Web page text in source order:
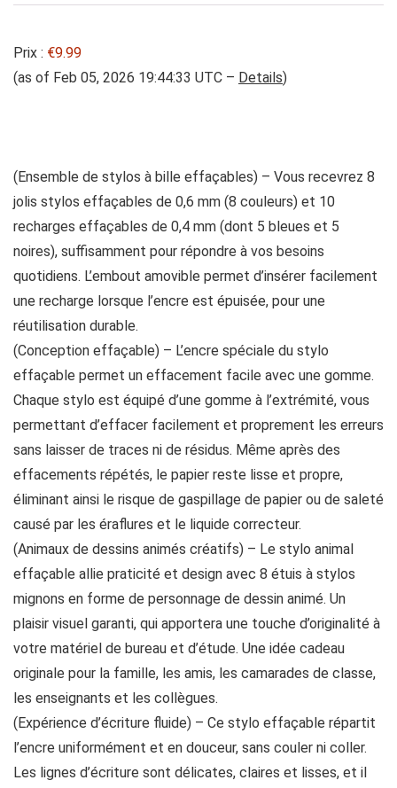
Prix : €9.99
(as of Feb 05, 2026 19:44:33 UTC – Details)
(Ensemble de stylos à bille effaçables) – Vous recevrez 8
jolis stylos effaçables de 0,6 mm (8 couleurs) et 10
recharges effaçables de 0,4 mm (dont 5 bleues et 5
noires), suffisamment pour répondre à vos besoins
quotidiens. L’embout amovible permet d’insérer facilement
une recharge lorsque l’encre est épuisée, pour une
réutilisation durable.
(Conception effaçable) – L’encre spéciale du stylo
effaçable permet un effacement facile avec une gomme.
Chaque stylo est équipé d’une gomme à l’extrémité, vous
permettant d’effacer facilement et proprement les erreurs
sans laisser de traces ni de résidus. Même après des
effacements répétés, le papier reste lisse et propre,
éliminant ainsi le risque de gaspillage de papier ou de saleté
causé par les éraflures et le liquide correcteur.
(Animaux de dessins animés créatifs) – Le stylo animal
effaçable allie praticité et design avec 8 étuis à stylos
mignons en forme de personnage de dessin animé. Un
plaisir visuel garanti, qui apportera une touche d’originalité à
votre matériel de bureau et d’étude. Une idée cadeau
originale pour la famille, les amis, les camarades de classe,
les enseignants et les collègues.
(Expérience d’écriture fluide) – Ce stylo effaçable répartit
l’encre uniformément et en douceur, sans couler ni coller.
Les lignes d’écriture sont délicates, claires et lisses, et il